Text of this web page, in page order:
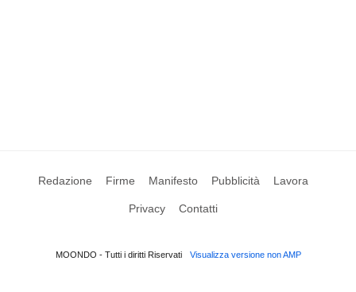
Redazione Firme Manifesto Pubblicità Lavora
Privacy Contatti
MOONDO - Tutti i diritti Riservati Visualizza versione non AMP